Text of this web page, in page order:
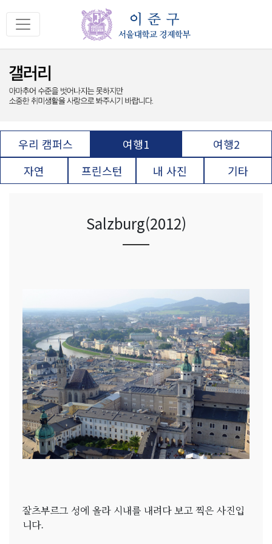
우리 캠퍼스 여행1
여행2
자연
프린스턴 내 사진 기타
Salzburg(2012)
잘츠부르그 성에 올라 시내를 내려다 보고 찍은 사진입
니다.